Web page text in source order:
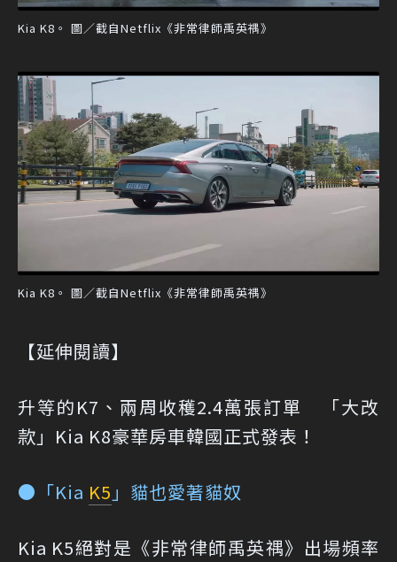
Kia K8。 圖／截自Netflix《非常律師禹英禑》
Kia K8。 圖／截自Netflix《非常律師禹英禑》
【延伸閱讀】
升等的K7、兩周收穫2.4萬張訂單 「大改
款」Kia K8豪華房車韓國正式發表！
●「Kia K5 」貓也愛著貓奴
Kia K5絕對是《非常律師禹英禑》出場頻率